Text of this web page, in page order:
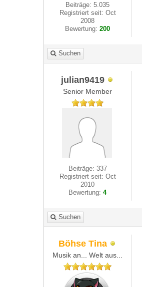
Beiträge: 5.035
Registriert seit: Oct
2008
Bewertung:200
Suchen
julian9419
Senior Member
Beiträge: 337
Registriert seit: Oct
2010
Bewertung:4
Suchen
Böhse Tina
Musik an... Welt aus...